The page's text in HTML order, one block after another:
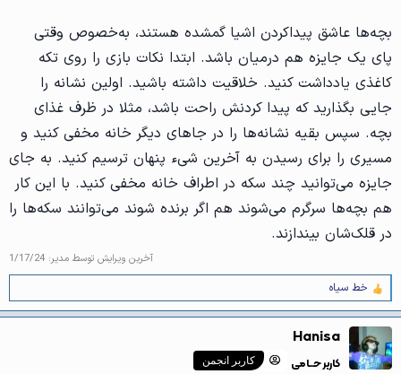
بچه‌ها عاشق پیداکردن اشیا گمشده هستند، به‌خصوص وقتی
پای یک جایزه هم درمیان باشد. ابتدا نکات بازی را روی تکه
کاغذی یادداشت کنید. خلاقیت داشته باشید. اولین نشانه را
جایی بگذارید که پیدا کردنش راحت باشد، مثلا در ظرف غذای
بچه‌. سپس بقیه نشانه‌ها را در جاهای دیگر خانه مخفی کنید و
مسیری را برای رسیدن به آخرین شیء پنهان ترسیم کنید. به جای
جایزه می‌توانید چند سکه در اطراف خانه مخفی کنید. با این کار
هم بچه‌ها سرگرم می‌شوند هم اگر برنده شوند می‌توانند سکه‌ها را
در قلک‌شان بیندازند.
آخرین ویرایش توسط مدیر: 1/17/24
و
ا
ک
ش‌
ه
خط سیاه
Hanisa
کاربر حــامی کاربر انجمن